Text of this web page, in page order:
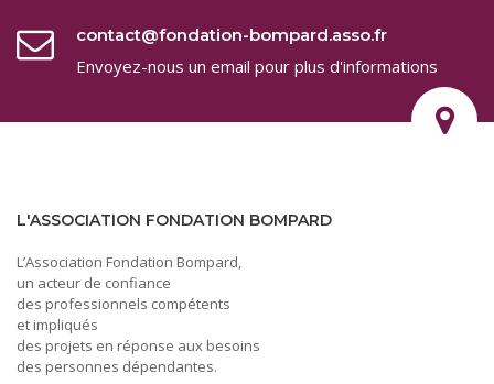
contact@fondation-bompard.asso.fr
Envoyez-nous un email pour plus d'informations
L'ASSOCIATION FONDATION BOMPARD
L’Association Fondation Bompard,
un acteur de confiance
des professionnels compétents
et impliqués
des projets en réponse aux besoins
des personnes dépendantes.